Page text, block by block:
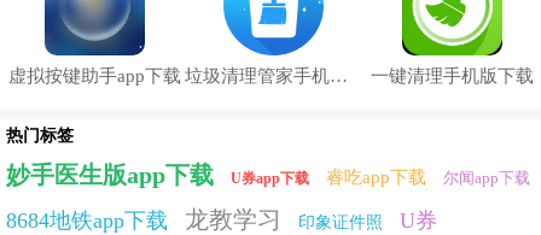
虚拟按键助手app下载 垃圾清理管家手机版下载 一键清理手机版下载
热门标签
妙手医生版app下载 U券app下载 睿吃app下载 尔闻app下载
8684地铁app下载 龙教学习 印象证件照
U券